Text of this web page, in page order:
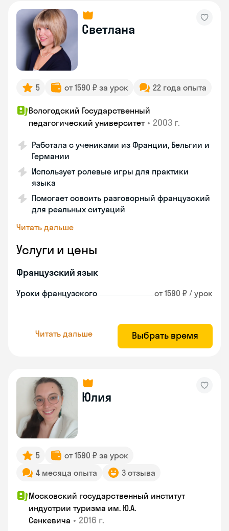
Светлана
5 от 1590 ₽ за урок 22 года опыта
Вологодский Государственный
педагогический университет • 2003 г.
Работала с учениками из Франции, Бельгии и
Германии
Использует ролевые игры для практики
языка
Помогает освоить разговорный французский
для реальных ситуаций
Читать дальше
Услуги и цены
Французский язык
Уроки французского от 1590 ₽ / урок
Читать дальше Выбрать время
Юлия
5
от 1590 ₽ за урок
4 месяца опыта
3 отзыва
Московский государственный институт
индустрии туризма им. Ю.А.
Сенкевича • 2016 г.